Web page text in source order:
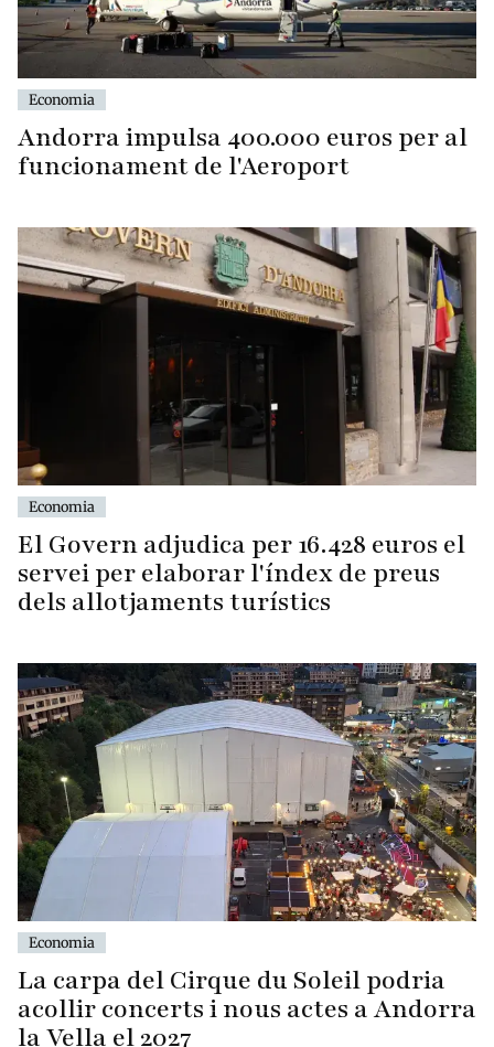
Economia
Andorra impulsa 400.000 euros per al
funcionament de l'Aeroport
Economia
El Govern adjudica per 16.428 euros el
servei per elaborar l'índex de preus
dels allotjaments turístics
Economia
La carpa del Cirque du Soleil podria
acollir concerts i nous actes a Andorra
la Vella el 2027